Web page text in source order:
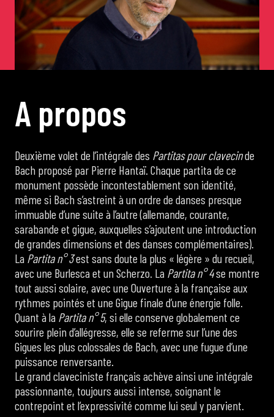
Concerts de midi et demi
Scolaires / Pass Culture
Piano Solo Jazz
La salle
L’événementiel
Les contacts
A propos
Deuxième volet de l’intégrale des Partitas pour clavecinde
Bach proposé par Pierre Hantaï. Chaque partita de ce
monument possède incontestablement son identité,
même si Bach s’astreint à un ordre de danses presque
immuable d’une suite à l’autre (allemande, courante,
sarabande et gigue, auxquelles s’ajoutent une introduction
de grandes dimensions et des danses complémentaires).
La Partita n° 3est sans doute la plus « légère » du recueil,
avec une Burlesca et un Scherzo. La Partita n° 4se montre
tout aussi solaire, avec une Ouverture à la française aux
rythmes pointés et une Gigue finale d’une énergie folle.
Quant à la Partita n° 5, si elle conserve globalement ce
sourire plein d’allégresse, elle se referme sur l’une des
Gigues les plus colossales de Bach, avec une fugue d’une
puissance renversante.
Le grand claveciniste français achève ainsi une intégrale
passionnante, toujours aussi intense, soignant le
contrepoint et l’expressivité comme lui seul y parvient.